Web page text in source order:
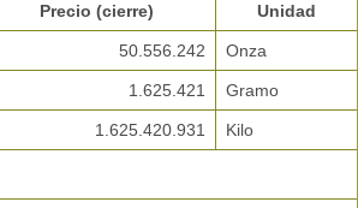
Precio (cierre) Unidad
50.556.242 Onza
1.625.421 Gramo
1.625.420.931 Kilo